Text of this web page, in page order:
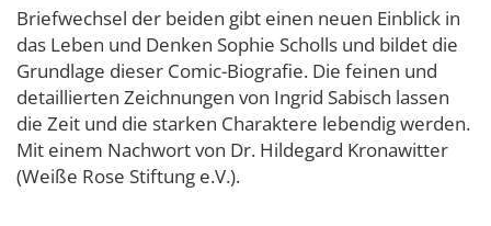
Briefwechsel der beiden gibt einen neuen Einblick in
das Leben und Denken Sophie Scholls und bildet die
Grundlage dieser Comic-Biografie. Die feinen und
detaillierten Zeichnungen von Ingrid Sabisch lassen
die Zeit und die starken Charaktere lebendig werden.
Mit einem Nachwort von Dr. Hildegard Kronawitter
(Weiße Rose Stiftung e.V.).